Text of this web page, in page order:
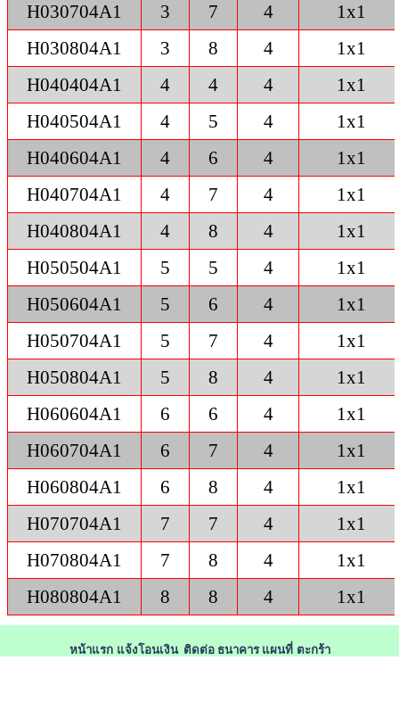
H030704A1
3 7 4
1x1
H030804A1
3 8 4
1x1
H040404A1
4 4 4
1x1
H040504A1
4 5 4
1x1
H040604A1
4 6 4
1x1
H040704A1
4 7 4
1x1
H040804A1
4 8 4
1x1
H050504A1
5 5 4
1x1
H050604A1
5 6 4
1x1
H050704A1
5 7 4
1x1
H050804A1
5 8 4
1x1
H060604A1
6 6 4
1x1
H060704A1
6 7 4
1x1
H060804A1
6 8 4
1x1
H070704A1
7 7 4
1x1
H070804A1
7 8 4
1x1
H080804A1
8 8 4 1x1
หน้าแรก แจ้งโอนเงิน ติดต่อ ธนาคาร แผนที่ ตะกร้า